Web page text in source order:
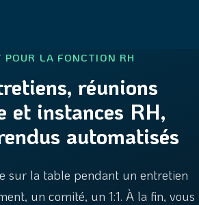
POUR LA FONCTION RH
réunions
et instances RH,
automatisés
sur la table pendant un entretien
un comité, un 1:1. À la fin, vous